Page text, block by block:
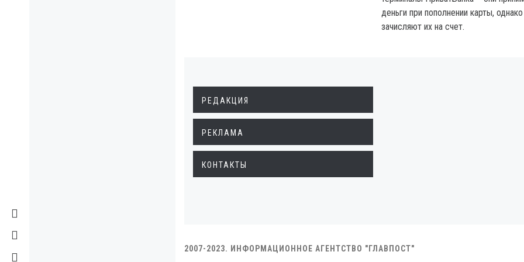
деньги при пополнении карты,
зачисляют их на счет.
РЕДАКЦИЯ
РЕКЛАМА
КОНТАКТЫ
2007-2023. ИНФОРМАЦИОННОЕ АГЕНТСТВО "ГЛАВПОСТ"